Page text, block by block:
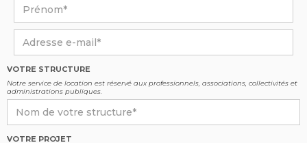
VOTRE STRUCTURE
Notre service de location est réservé aux professionnels, associations, collectivités et
administrations publiques.
VOTRE PROJET